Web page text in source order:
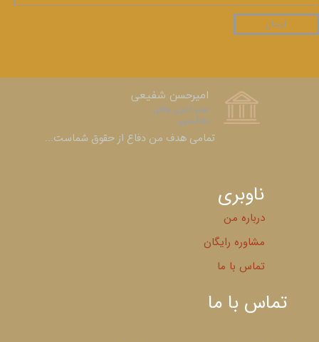
ارسال
امیرحسن شفیعی
عضو کانون وکلای
دادگستری​​​​​​​
​​​​​​​تمامی هدف من دفاع از حقوق شماست...
ناوبری
درباره من
مشاوره رایگان
تماس با ما
تماس با ما